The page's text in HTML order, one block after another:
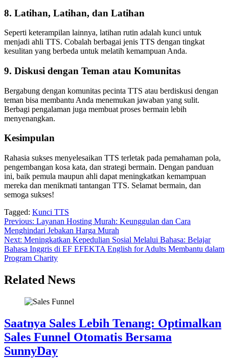
8. Latihan, Latihan, dan Latihan
Seperti keterampilan lainnya, latihan rutin adalah kunci untuk
menjadi ahli TTS. Cobalah berbagai jenis TTS dengan tingkat
kesulitan yang berbeda untuk melatih kemampuan Anda.
9. Diskusi dengan Teman atau Komunitas
Bergabung dengan komunitas pecinta TTS atau berdiskusi dengan
teman bisa membantu Anda menemukan jawaban yang sulit.
Berbagi pengalaman juga membuat proses bermain lebih
menyenangkan.
Kesimpulan
Rahasia sukses menyelesaikan TTS terletak pada pemahaman pola,
pengembangan kosa kata, dan strategi bermain. Dengan panduan
ini, baik pemula maupun ahli dapat meningkatkan kemampuan
mereka dan menikmati tantangan TTS. Selamat bermain, dan
semoga sukses!
Tagged: Kunci TTS
Post
navigation
Previous: Layanan Hosting Murah: Keunggulan dan Cara
Menghindari Jebakan Harga Murah
Next: Meningkatkan Kepedulian Sosial Melalui Bahasa: Belajar
Bahasa Inggris di EF EFEKTA English for Adults Membantu dalam
Program Charity
Related News
Saatnya Sales Lebih Tenang: Optimalkan
Sales Funnel Otomatis Bersama
SunnyDay